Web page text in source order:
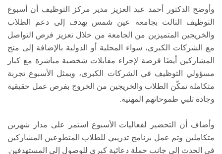
وأوضح الدكتور أحمد عبد العزيز مدير مركز التوظيف أن أسبوع
التوظيف الثالث بجامعة عين شمس يهدف إلى دعم الطلاب
والخريجين المتميزين من الجامعة من خلال تعزيز فرص التواصل
مع الشركات الكبرى، سواء المحلية أو الدولية بالإضافة إلى منح
المشاركين أيضًا فرصة لإجراء مقابلات شخصية مباشرة مع كبار
مسؤولي التوظيف في الشركات الكبرى، ويمثل الأسبوع تجربة
متكاملة تمكّن الطلاب والخريجين من الخروج بفرص عمل حقيقية
وجادة تلبي طموحاتهم المهنية.
وأضاف أن التحضير لفعاليات الأسبوع استمر على مدار شهرين
متكاملين وتم عمل برنامج تدريبي للطلاب المتطوعين المشاركين
في الحدث إلى جانب حملة دعائية كبرى للوصول إلي المستهدفين.